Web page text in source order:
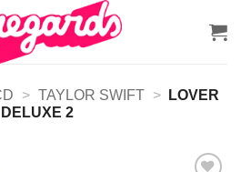
> TAYLOR SWIFT >
LOVER
DELUXE 2